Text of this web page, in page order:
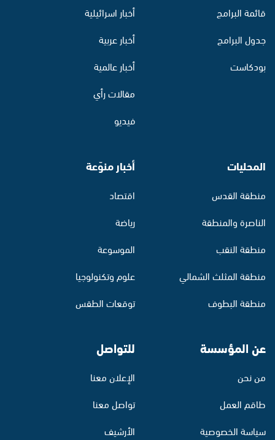
قائمة البرامج
جدول البرامج
بودكاست
أخبار اسرائيلية
أخبار عربية
أخبار عالمية
مقالات رأي
فيديو
المحليات
منطقة القدس
الناصرة والمنطقة
منطقة النقب
منطقة المثلث الشمالي
منطقة البطوف
أخبار منوّعة
اقتصاد
رياضة
الموسوعة
علوم وتكنولوجيا
توقعات الطقس
عن المؤسسة
من نحن
طاقم العمل
سياسة الخصوصية
للتواصل
الإعلان معنا
تواصل معنا
الأرشيف